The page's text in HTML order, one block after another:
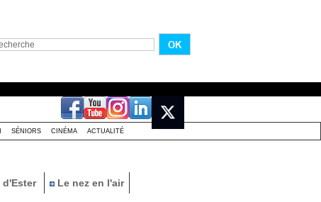
SÉNIORS CINÉMA ACTUALITÉ
Le nez en l'air